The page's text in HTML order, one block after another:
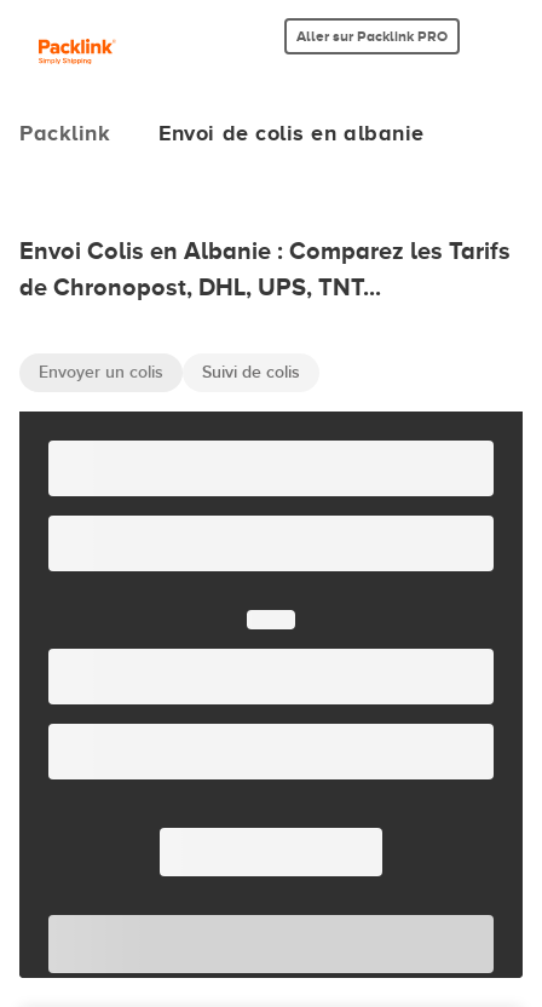
Aller sur Packlink PRO
Packlink Envoi de colis en albanie
Envoi Colis en Albanie : Comparez les Tarifs
de Chronopost, DHL, UPS, TNT...
Envoyer un colis Suivi de colis